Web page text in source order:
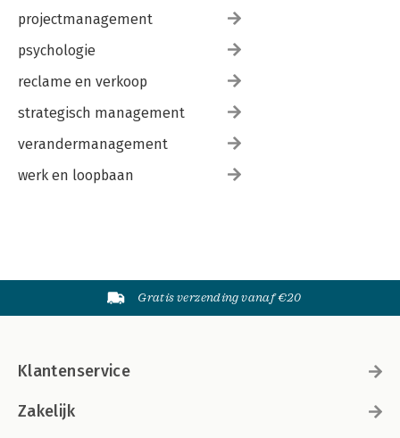
projectmanagement
psychologie
reclame en verkoop
strategisch management
verandermanagement
werk en loopbaan
Gratis verzending vanaf €20
Klantenservice
Zakelijk